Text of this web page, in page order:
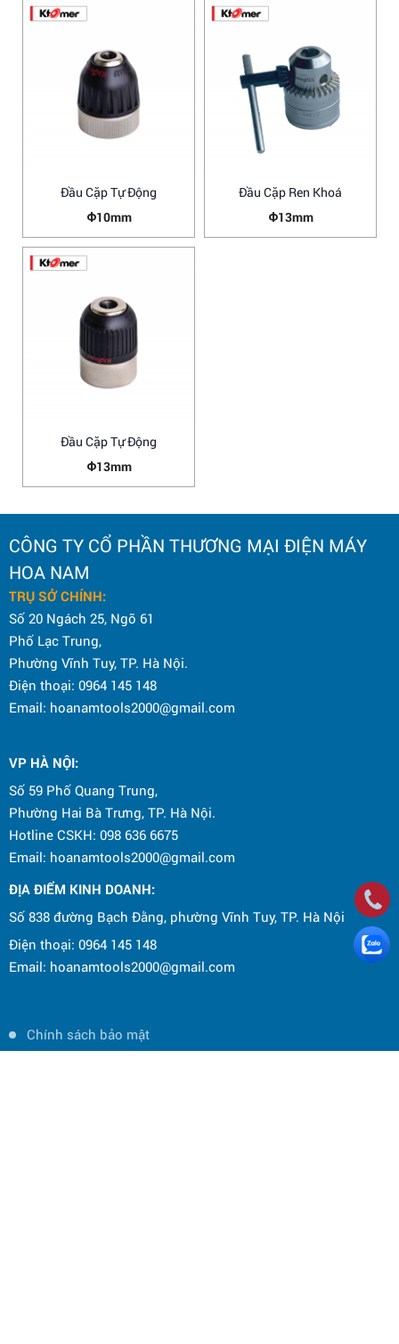
Đầu Cặp Tự Động
Φ10mm
Đầu Cặp Ren Khoá
Φ13mm
Đầu Cặp Tự Động
Φ13mm
CÔNG TY CỔ PHẦN THƯƠNG MẠI ĐIỆN MÁY
HOA NAM
TRỤ SỞ CHÍNH:
Số 20 Ngách 25, Ngõ 61
Phố Lạc Trung,
Phường Vĩnh Tuy, TP. Hà Nội.
Điện thoại: 0964 145 148
Email: hoanamtools2000@gmail.com
VP HÀ NỘI:
Số 59 Phố Quang Trung,
Phường Hai Bà Trưng, TP. Hà Nội.
Hotline CSKH: 098 636 6675
Email: hoanamtools2000@gmail.com
ĐỊA ĐIỂM KINH DOANH:
Số 838 đường Bạch Đằng, phường Vĩnh Tuy, TP. Hà Nội
Điện thoại: 0964 145 148
Email: hoanamtools2000@gmail.com
Chính sách bảo mật